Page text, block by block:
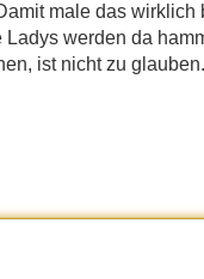
male das wirklich
werden da
ist nicht zu